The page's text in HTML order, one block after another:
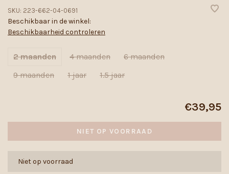
SKU: 223-662-04-0691
Beschikbaar in de winkel:
Beschikbaarheid controleren
2 maanden 4 maanden
6 maanden
9 maanden
1 jaar 1.5 jaar
€39,95
NIET OP VOORRAAD
Niet op voorraad